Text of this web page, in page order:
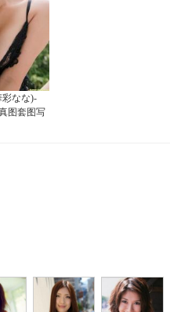
彩なな)-
图套图写